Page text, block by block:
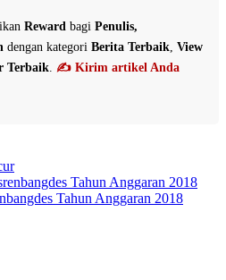
Reward bagi Penulis,
dengan kategori Berita Terbaik View
Terbaik ✍️ Kirim artikel Anda
Tahun Anggaran 2018